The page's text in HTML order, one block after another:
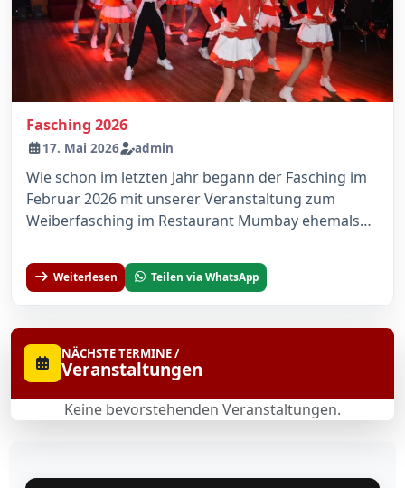
Fasching 2026
17. Mai 2026 admin
Wie schon im letzten Jahr begann der Fasching im
Februar 2026 mit unserer Veranstaltung zum
Weiberfasching im Restaurant Mumbay ehemals
Weiterlesen Teilen via WhatsApp
NÄCHSTE TERMINE /
Veranstaltungen
Keine bevorstehenden Veranstaltungen.